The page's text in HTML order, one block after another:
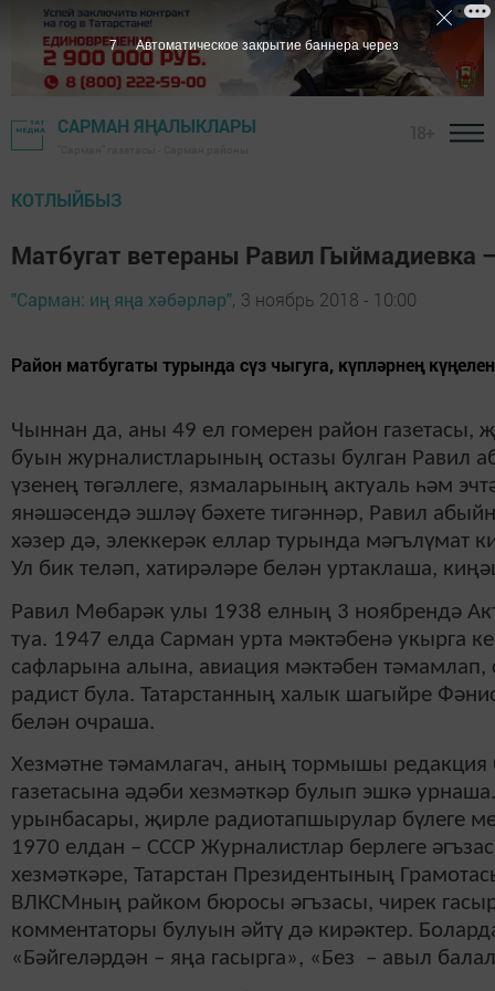
САРМАН ЯҢАЛЫКЛАРЫ
КОТЛЫЙБЫЗ
Матбугат ветераны Равил Гыймадиевка
"Сарман: иң яңа хәбәрләр", 3 ноябрь 2018 - 10:00
Район матбугаты турында сүз чыгуга, күпләрнең
Чыннан да, аны 49 ел гомерен район газетасы,
буын журналистларының остазы булган Равил
үзенең төгәллеге, язмаларының актуаль һәм
янәшәсендә эшләү бәхете тигәннәр, Равил
хәзер дә, элеккерәк еллар турында мәгълүмат
Ул бик теләп, хатирәләре белән уртаклаша,
Равил Мөбарәк улы 1938 елның 3 ноябрендә
туа. 1947 елда Сарман урта мәктәбенә укырга
сафларына алына, авиация мәктәбен
радист була. Татарстанның халык шагыйре
белән очраша.
Хезмәтне тәмамлагач, аның тормышы редакция
газетасына әдәби хезмәткәр булып эшкә
урынбасары, җирле радиотапшырулар бүлеге
1970 елдан – СССР Журналистлар берлеге
хезмәткәре, Татарстан Президентының
ВЛКСМның райком бюросы әгъзасы, чирек
комментаторы булуын әйтү дә кирәктер.
«Бәйгеләрдән – яңа гасырга», «Без – авыл
6 Автоматическое закрытие баннера через